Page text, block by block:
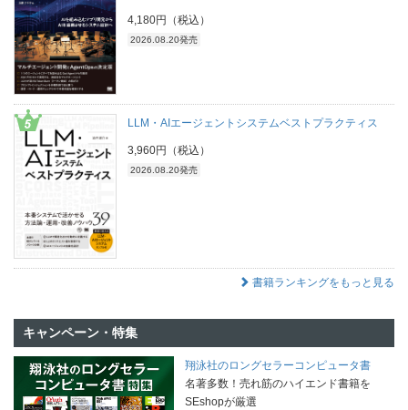
4,180円（税込）
2026.08.20発売
LLM・AIエージェントシステムベストプラクティス
3,960円（税込）
2026.08.20発売
書籍ランキングをもっと見る
キャンペーン・特集
翔泳社のロングセラーコンピュータ書
名著多数！売れ筋のハイエンド書籍を
SEshopが厳選